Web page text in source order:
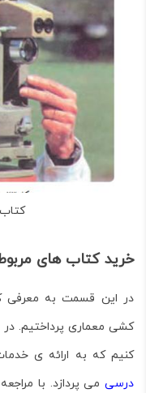
خرید کتاب های
در این قسمت به معرفی
کشی معماری پرداختیم. در
کنیم که به ارائه ی
درسیمی پردازد. با